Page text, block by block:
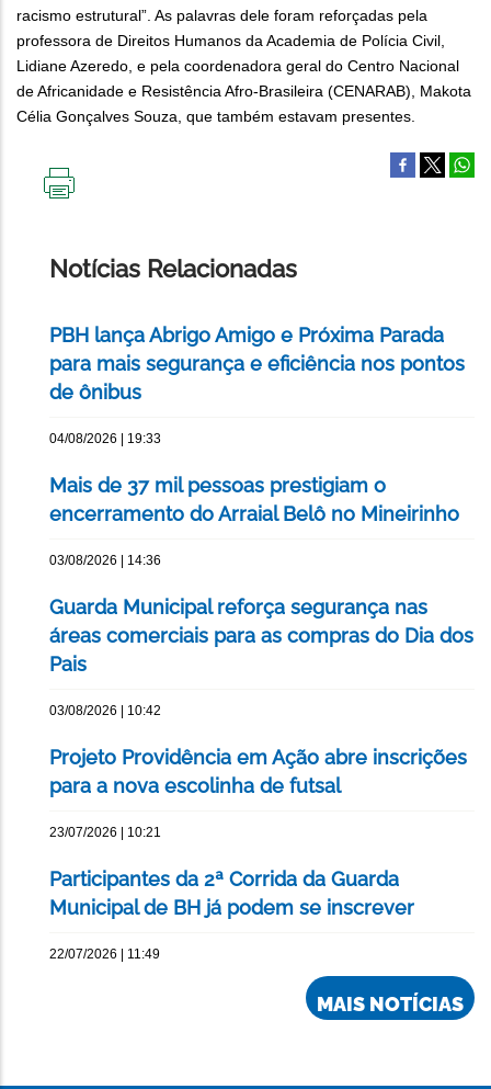
racismo estrutural”. As palavras dele foram reforçadas pela
professora de Direitos Humanos da Academia de Polícia Civil,
Lidiane Azeredo, e pela coordenadora geral do Centro Nacional
de Africanidade e Resistência Afro-Brasileira (CENARAB), Makota
Célia Gonçalves Souza, que também estavam presentes.
Notícias Relacionadas
PBH lança Abrigo Amigo e Próxima Parada
para mais segurança e eficiência nos pontos
de ônibus
04/08/2026 | 19:33
Mais de 37 mil pessoas prestigiam o
encerramento do Arraial Belô no Mineirinho
03/08/2026 | 14:36
Guarda Municipal reforça segurança nas
áreas comerciais para as compras do Dia dos
Pais
03/08/2026 | 10:42
Projeto Providência em Ação abre inscrições
para a nova escolinha de futsal
23/07/2026 | 10:21
Participantes da 2ª Corrida da Guarda
Municipal de BH já podem se inscrever
22/07/2026 | 11:49
MAIS NOTÍCIAS